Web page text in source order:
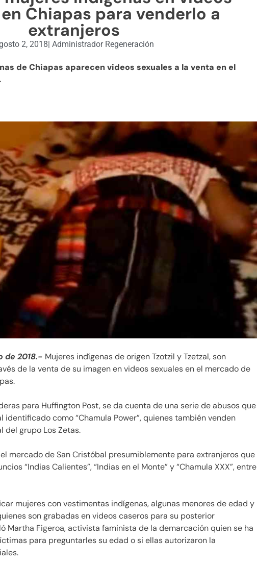
Chiapas para venderlo a
extranjeros
2, 2018 Administrador Regeneración
de Chiapas aparecen videos sexuales a la venta en el
de 2018.- Mujeres indígenas de origen Tzotzil y Tzetzal, son
de la venta de su imagen en videos sexuales en el mercado de
para Huffington Post, se da cuenta de una serie de abusos que
identificado como “Chamula Power”, quienes también venden
del grupo Los Zetas.
mercado de San Cristóbal presumiblemente para extranjeros que
“Indias Calientes”, “Indias en el Monte” y “Chamula XXX”, entre
mujeres con vestimentas indígenas, algunas menores de edad y
son grabadas en videos caseros para su posterior
Martha Figeroa, activista faminista de la demarcación quien se ha
para preguntarles su edad o si ellas autorizaron la